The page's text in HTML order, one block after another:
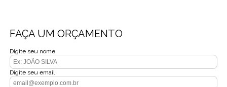
FAÇA UM ORÇAMENTO
Digite seu nome
Digite seu email